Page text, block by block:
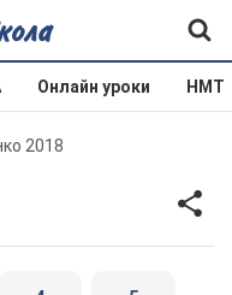
Онлайн уроки НМТ
2018